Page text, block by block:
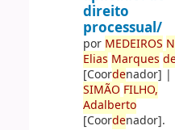
direito
processual/
por MEDEIROS
Elias Marques
[Coordenador] |
SIMÃO FILHO,
Adalberto
[Coordenador].